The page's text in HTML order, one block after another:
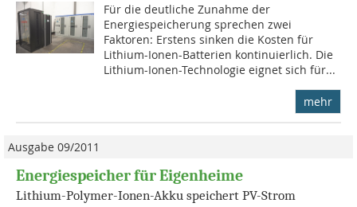
Für die deutliche Zunahme der
Energiespeicherung sprechen zwei
Faktoren: Erstens sinken die Kosten für
Lithium-Ionen-Batterien kontinuierlich. Die
Lithium-Ionen-Technologie eignet sich für...
mehr
Ausgabe 09/2011
Energiespeicher für Eigenheime
Lithium-Polymer-Ionen-Akku speichert PV-Strom